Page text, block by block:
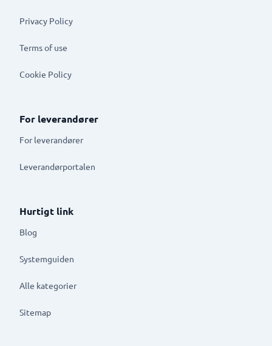
Privacy Policy
Terms of use
Cookie Policy
For leverandører
For leverandører
Leverandørportalen
Hurtigt link
Blog
Systemguiden
Alle kategorier
Sitemap